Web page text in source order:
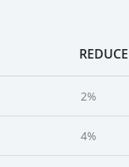
2%
4%